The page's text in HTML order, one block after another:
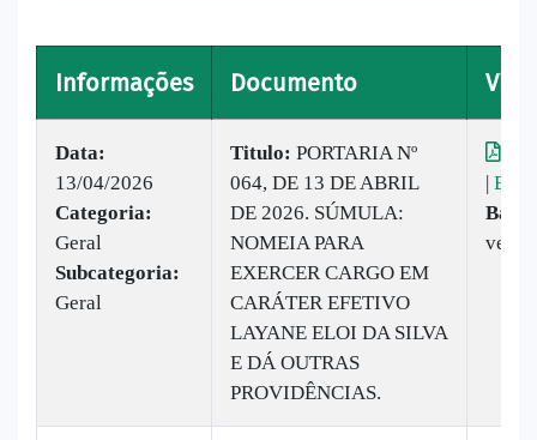
Informações Documento
Data:
13/04/2026
Categoria:
Geral
Subcategoria:
Geral
Titulo: PORTARIA Nº
064, DE 13 DE ABRIL
DE 2026. SÚMULA:
NOMEIA PARA
EXERCER CARGO EM
CARÁTER EFETIVO
LAYANE ELOI DA SILVA
E DÁ OUTRAS
PROVIDÊNCIAS.
|
vezes